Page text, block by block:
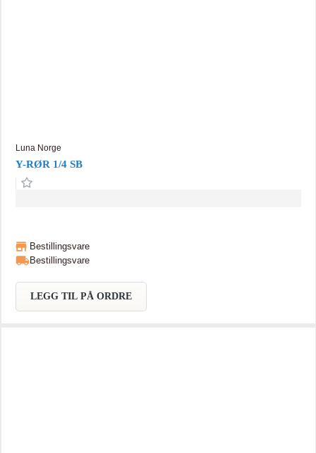
Luna Norge
Y-RØR 1/4 SB
Bestillingsvare
Bestillingsvare
LEGG TIL PÅ ORDRE